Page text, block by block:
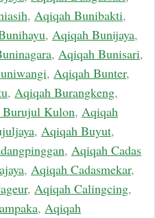
, Aqiqah Bunibakti,
, Aqiqah Bunijaya,
, Aqiqah Bunisari,
, Aqiqah Bunter,
, Aqiqah Burangkeng,
Kulon, Aqiqah
, Aqiqah Buyut,
, Aqiqah Cadas
, Aqiqah Cadasmekar,
, Aqiqah Calingcing,
, Aqiqah